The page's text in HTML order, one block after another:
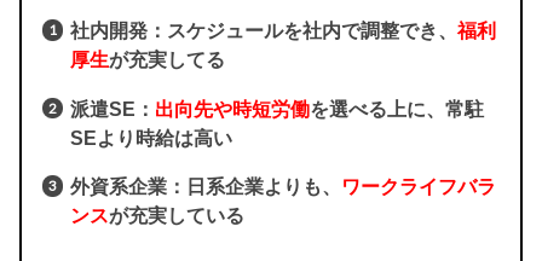
社内開発：スケジュールを社内で調整でき、福利
厚生が充実してる
派遣SE： 出向先や時短労働を選べる上に、常駐
SEより時給は高い
外資系企業：日系企業よりも、
ワークライフバラ
ンスが充実している